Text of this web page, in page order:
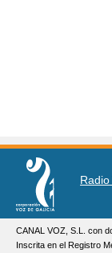
Radio
CANAL VOZ, S.L. con
Inscrita en el Registro